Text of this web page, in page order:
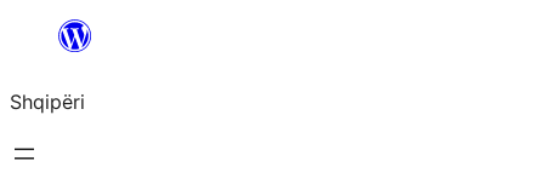
Hidhu
lënda
Shqipëri